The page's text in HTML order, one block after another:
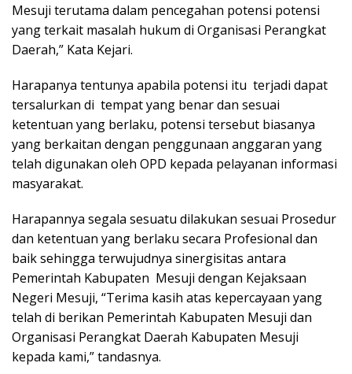
Mesuji terutama dalam pencegahan potensi potensi
yang terkait masalah hukum di Organisasi Perangkat
Daerah,” Kata Kejari.
Harapanya tentunya apabila potensi itu terjadi dapat
tersalurkan di tempat yang benar dan sesuai
ketentuan yang berlaku, potensi tersebut biasanya
yang berkaitan dengan penggunaan anggaran yang
telah digunakan oleh OPD kepada pelayanan informasi
masyarakat.
Harapannya segala sesuatu dilakukan sesuai Prosedur
dan ketentuan yang berlaku secara Profesional dan
baik sehingga terwujudnya sinergisitas antara
Pemerintah Kabupaten Mesuji dengan Kejaksaan
Negeri Mesuji, “Terima kasih atas kepercayaan yang
telah di berikan Pemerintah Kabupaten Mesuji dan
Organisasi Perangkat Daerah Kabupaten Mesuji
kepada kami,” tandasnya.